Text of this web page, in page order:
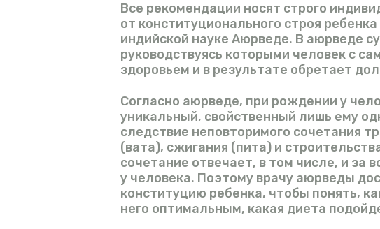
Все рекомендации носят строго
от конституционального строя
индийской науке Аюрведе. В аюрведе
руководствуясь которыми человек с
здоровьем и в результате обретает
Согласно аюрведе, при рождении у
уникальный, свойственный лишь ему
следствие неповторимого сочетания
(вата), сжигания (пита) и
сочетание отвечает, в том числе, и за
у человека. Поэтому врачу аюрведы
конституцию ребенка, чтобы понять,
него оптимальным, какая диета